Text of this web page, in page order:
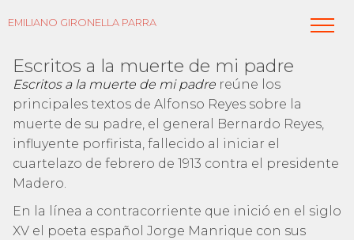
EMILIANO GIRONELLA PARRA
Escritos a la muerte de mi padre
Escritos a la muerte de mi padre reúne los
principales textos de Alfonso Reyes sobre la
muerte de su padre, el general Bernardo Reyes,
influyente porfirista, fallecido al iniciar el
cuartelazo de febrero de 1913 contra el presidente
Madero.
En la línea a contracorriente que inició en el siglo
XV el poeta español Jorge Manrique con sus